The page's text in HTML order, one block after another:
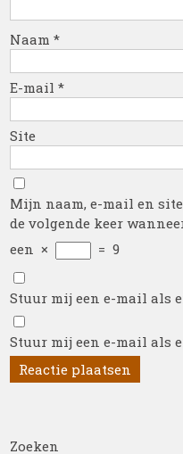
Naam*
E-mail*
Site
Mijn naam, e-mail en
de volgende keer
een × = 9
Stuur mij een e-mail als
Stuur mij een e-mail als
Zoeken